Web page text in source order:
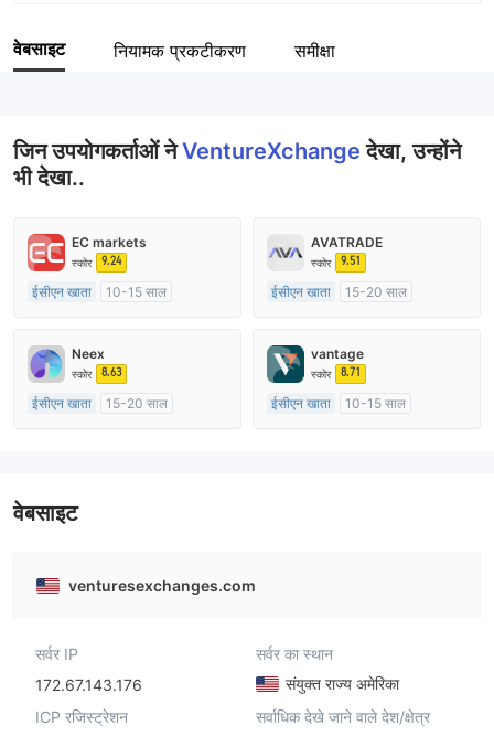
कंपनी का नाम
वेबसाइट नियामक प्रकटीकरण समीक्षा
जिन उपयोगकर्ताओं नेVentureXchangeदेखा, उन्होंने
भी देखा..
EC markets
स्कोर 9.24
ईसीएन खाता
10-15 साल
मार्केट मेकिंग (एमएम)
मुख्य-लेबल MT4
AVATRADE
स्कोर 9.51
ईसीएन खाता
15-20 साल
मार्केट मेकिंग (एमएम)
मुख्य-लेबल MT4
Neex
स्कोर 8.63
ईसीएन खाता
15-20 साल
vantage
स्कोर 8.71
ईसीएन खाता
10-15 साल
वेबसाइट
venturesexchanges.com
सर्वर IP
172.67.143.176
सर्वर का स्थान
संयुक्त राज्य अमेरिका
ICP रजिस्ट्रेशन
सर्वाधिक देखे जाने वाले देश/क्षेत्र